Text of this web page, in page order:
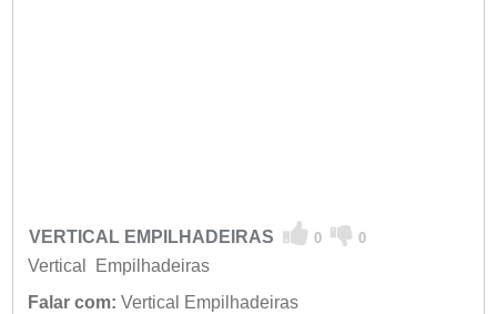
VERTICAL EMPILHADEIRAS 0 0
Vertical Empilhadeiras
Falar com: Vertical Empilhadeiras